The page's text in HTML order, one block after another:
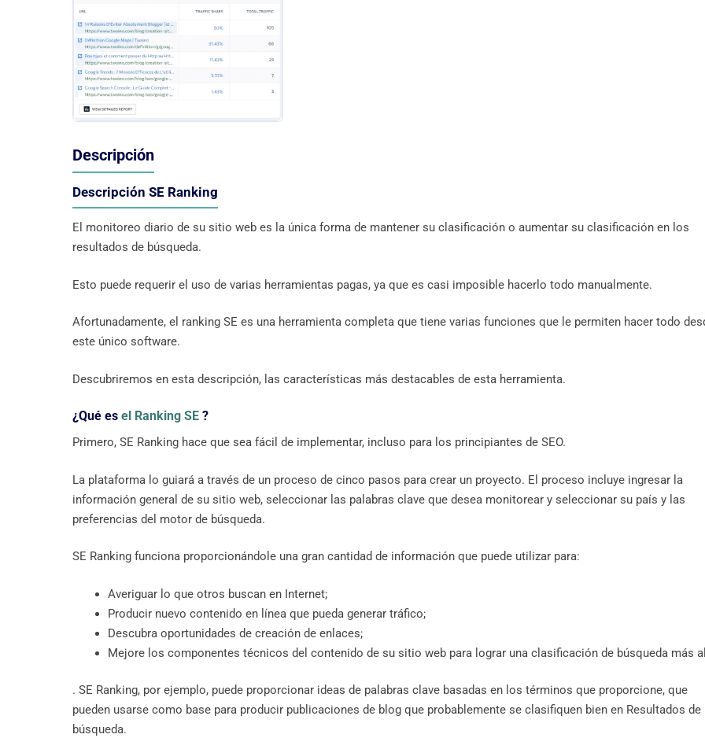
Descripción
Descripción SE Ranking
El monitoreo diario de su sitio web es la única forma de mantener su clasificación o aumentar su clasificación en los
resultados de búsqueda.
Esto puede requerir el uso de varias herramientas pagas, ya que es casi imposible hacerlo todo manualmente.
Afortunadamente, el ranking SE es una herramienta completa que tiene varias funciones que le permiten hacer todo
este único software.
Descubriremos en esta descripción, las características más destacables de esta herramienta.
¿Qué es el Ranking SE ?
Primero, SE Ranking hace que sea fácil de implementar, incluso para los principiantes de SEO.
La plataforma lo guiará a través de un proceso de cinco pasos para crear un proyecto. El proceso incluye ingresar la
información general de su sitio web, seleccionar las palabras clave que desea monitorear y seleccionar su país y las
preferencias del motor de búsqueda.
SE Ranking funciona proporcionándole una gran cantidad de información que puede utilizar para:
Averiguar lo que otros buscan en Internet;
Producir nuevo contenido en línea que pueda generar tráfico;
Descubra oportunidades de creación de enlaces;
Mejore los componentes técnicos del contenido de su sitio web para lograr una clasificación de búsqueda más
. SE Ranking, por ejemplo, puede proporcionar ideas de palabras clave basadas en los términos que proporcione, que
pueden usarse como base para producir publicaciones de blog que probablemente se clasifiquen bien en Resultados de
búsqueda.